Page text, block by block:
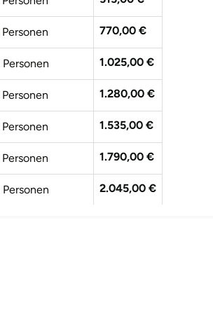
Personen 770,00 €
Personen 1.025,00 €
Personen 1.280,00 €
1.535,00 €
1.790,00 €
Personen 2.045,00 €